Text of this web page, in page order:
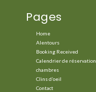
Pages
Home
Alentours
Booking Received
Calendrier de réservation
chambres
Clins d’oeil
Contact